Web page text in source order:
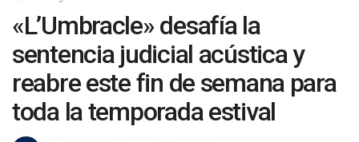
«L’Umbracle» desafía la
sentencia judicial acústica y
reabre este fin de semana para
toda la temporada estival